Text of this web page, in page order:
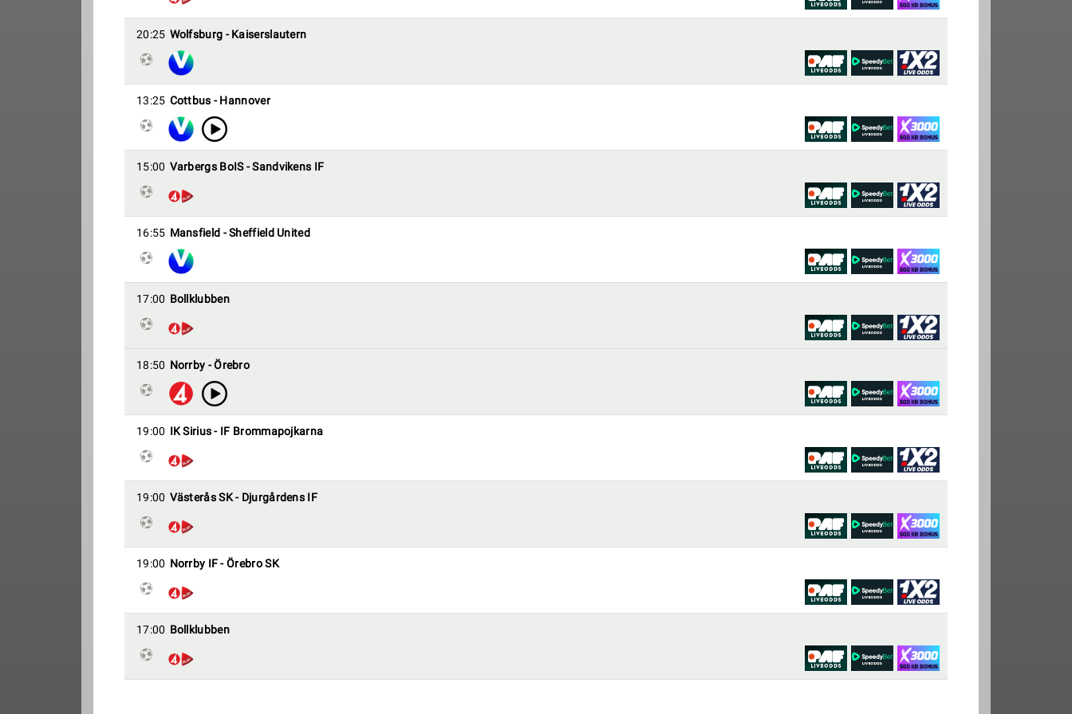
20:25 Wolfsburg - Kaiserslautern
13:25 Cottbus - Hannover
15:00 Varbergs BoIS - Sandvikens IF
16:55 Mansfield - Sheffield United
17:00 Bollklubben
18:50 Norrby - Örebro
19:00 IK Sirius - IF Brommapojkarna
19:00 Västerås SK - Djurgårdens IF
19:00 Norrby IF - Örebro SK
17:00 Bollklubben